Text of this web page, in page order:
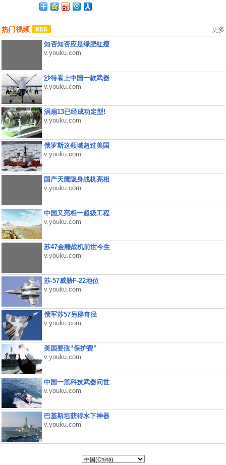
热门视频 更多
知否知否应是绿肥红瘦
v.youku.com
沙特看上中国一款武器
v.youku.com
涡扇13已经成功定型!
v.youku.com
俄罗斯这领域超过美国
v.youku.com
国产天鹰隐身战机亮相
v.youku.com
中国又亮相一超级工程
v.youku.com
苏47金雕战机前世今生
v.youku.com
苏-57威胁F-22地位
v.youku.com
俄军苏57另辟奇径
v.youku.com
美国要涨“保护费”
v.youku.com
中国一黑科技武器问世
v.youku.com
巴基斯坦获得水下神器
v.youku.com